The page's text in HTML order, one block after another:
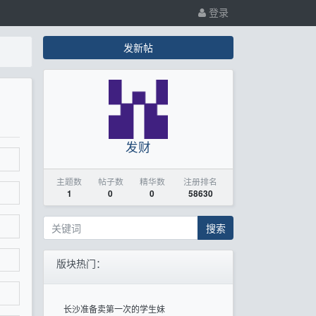
登录
发新帖
发财
主题数
1
帖子数
0
精华数
0
注册排名
58630
搜索
版块热门：
长沙准备卖第一次的学生妹